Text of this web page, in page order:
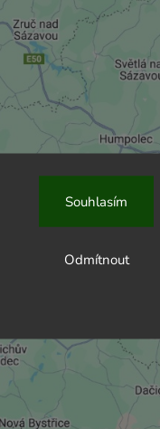
Odmítnout
Souhlasím